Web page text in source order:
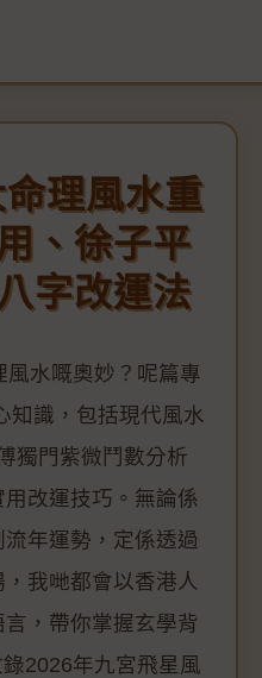
理風水重
、徐子平
字改運法
水嘅奧妙？呢篇專
知識，包括現代風水
獨門紫微鬥數分析
改運技巧。無論係
年運勢，定係透過
我哋都會以香港人
，帶你掌握玄學背
2026年九宮飛星風